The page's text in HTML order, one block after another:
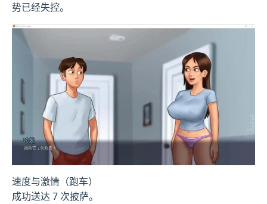
势已经失控。
速度与激情（跑车）
成功送达 7 次披萨。